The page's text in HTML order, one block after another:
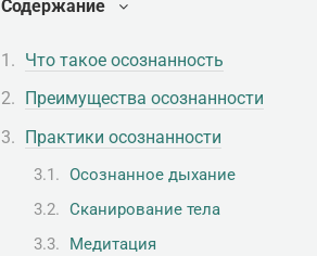
Содержание
Что такое осознанность
Преимущества осознанности
Практики осознанности
Осознанное дыхание
Сканирование тела
Медитация